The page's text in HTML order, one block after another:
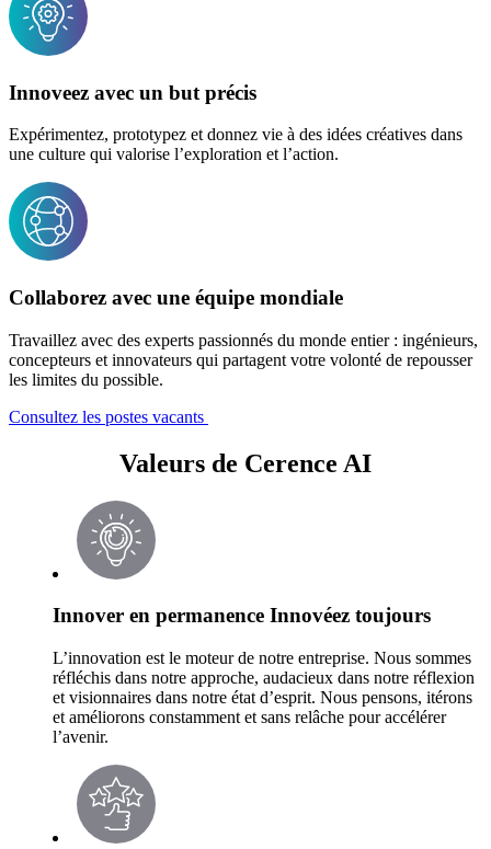
Innoveez avec un but précis
Expérimentez, prototypez et donnez vie à des idées créatives dans
une culture qui valorise l’exploration et l’action.
Collaborez avec une équipe mondiale
Travaillez avec des experts passionnés du monde entier : ingénieurs,
concepteurs et innovateurs qui partagent votre volonté de repousser
les limites du possible.
Consultez les postes vacants
Valeurs de Cerence AI
Innover en permanence Innovéez toujours
L’innovation est le moteur de notre entreprise. Nous sommes
réfléchis dans notre approche, audacieux dans notre réflexion
et visionnaires dans notre état d’esprit. Nous pensons, itérons
et améliorons constamment et sans relâche pour accélérer
l’avenir.